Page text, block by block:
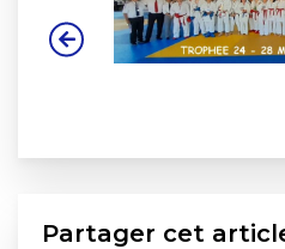
Partager cet